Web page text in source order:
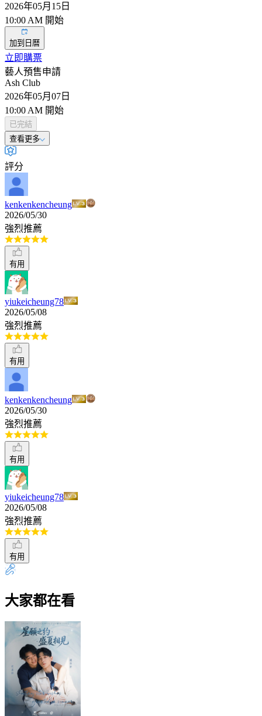
2026年05月15日
10:00 AM 開始
加到日曆
立即購票
藝人預售申請
Ash Club
2026年05月07日
10:00 AM 開始
已完結
查看更多
評分
kenkenkencheung
2026/05/30
強烈推薦
有用
yiukeicheung78
2026/05/08
強烈推薦
有用
kenkenkencheung
2026/05/30
強烈推薦
有用
yiukeicheung78
2026/05/08
強烈推薦
有用
大家都在看